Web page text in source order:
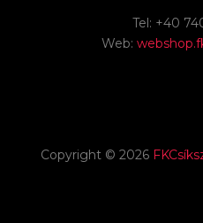
Tel: +40
Web:
Copyright © 2026